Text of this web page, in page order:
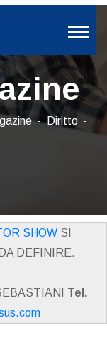
Diritto
SHOW SI
DEFINIRE.
Tel.